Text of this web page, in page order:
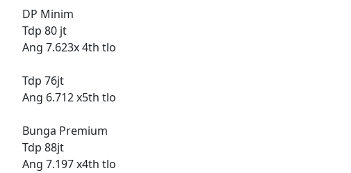
DP Minim
Tdp 80 jt
Ang 7.623x 4th tlo
Tdp 76jt
Ang 6.712 x5th tlo
Bunga Premium
Tdp 88jt
Ang 7.197 x4th tlo